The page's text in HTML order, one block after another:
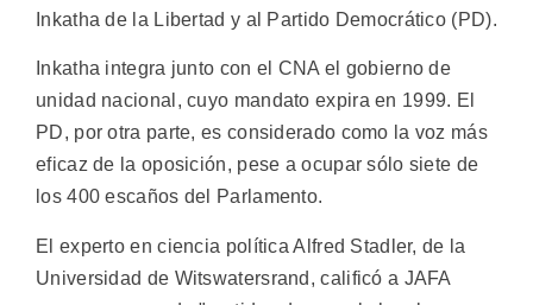
Inkatha de la Libertad y al Partido Democrático (PD).
Inkatha integra junto con el CNA el gobierno de
unidad nacional, cuyo mandato expira en 1999. El
PD, por otra parte, es considerado como la voz más
eficaz de la oposición, pese a ocupar sólo siete de
los 400 escaños del Parlamento.
El experto en ciencia política Alfred Stadler, de la
Universidad de Witswatersrand, calificó a JAFA